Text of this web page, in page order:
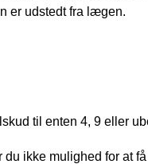
er udstedt fra lægen.
til enten 4, 9 eller
ikke mulighed for at